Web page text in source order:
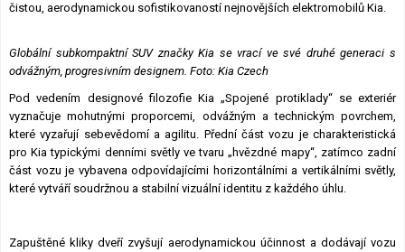
čistou, aerodynamickou sofistikovaností nejnovějších elektromobilů Kia.
Globální subkompaktní SUV značky Kia se vrací ve své druhé generaci s
odvážným, progresivním designem. Foto: Kia Czech
Pod vedením designové filozofie Kia „Spojené protiklady“ se exteriér
vyznačuje mohutnými proporcemi, odvážným a technickým povrchem,
které vyzařují sebevědomí a agilitu. Přední část vozu je charakteristická
pro Kia typickými denními světly ve tvaru „hvězdné mapy“, zatímco zadní
část vozu je vybavena odpovídajícími horizontálními a vertikálními světly,
které vytváří soudržnou a stabilní vizuální identitu z každého úhlu.
Zapuštěné kliky dveří zvyšují aerodynamickou účinnost a dodávají vozu